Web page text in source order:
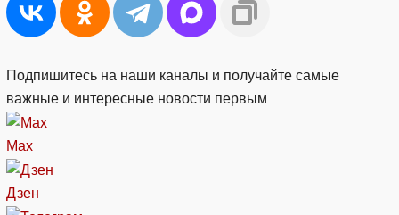
Подпишитесь на наши каналы и получайте самые
важные и интересные новости первым
Max
Дзен